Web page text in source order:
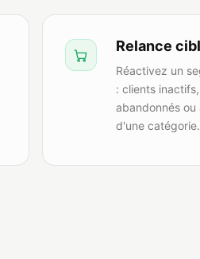
Relance
Réactivez un
: clients
abandonnés ou
d'une catégorie.